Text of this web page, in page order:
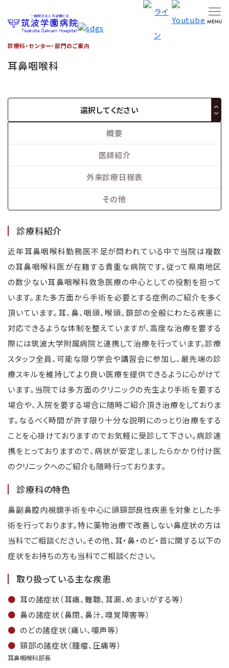
診療科・センター・部門のご案内
耳鼻咽喉科
選択してください
概要
医師紹介
外来診療日程表
その他
診療科紹介
近年耳鼻咽喉科勤務医不足が問われている中で当院は複数
の耳鼻咽喉科医が在籍する貴重な病院です。従って県南地区
の数少ない耳鼻咽喉科救急医療の中心としての役割を担って
います。また多方面から手術を必要とする症例のご紹介を多く
頂いています。耳、鼻、咽頭、喉頭、頚部の全般にわたる疾患に
対応できるような体制を整えていますが、高度な治療を要する
際には筑波大学附属病院と連携して治療を行っています。診療
スタッフ全員、可能な限り学会や講習会に参加し、最先端の診
療スキルを維持してより良い医療を提供できるように心がけて
います。当院では多方面のクリニックの先生より手術を要する
場合や、入院を要する場合に随時ご紹介頂き治療をしておりま
す。なるべく時間が許す限り十分な説明にのっとり治療をする
ことを心掛けておりますのでお気軽に受診して下さい。病診連
携をとっておりますので、病状が安定しましたらかかり付け医
のクリニックへのご紹介も随時行っております。
診療科の特色
鼻副鼻腔内視鏡手術を中心に頭頸部良性疾患を対象とした手
術を行っております。特に薬物治療で改善しない鼻症状の方は
当科でご相談ください。その他、耳・鼻・のど・首に関する以下の
症状をお持ちの方も当科でご相談ください。
取り扱っている主な疾患
耳の諸症状（耳痛、難聴、耳漏、めまいがする等）
鼻の諸症状（鼻閉、鼻汁、嗅覚障害等）
のどの諸症状（痛い、嗄声等）
頸部の諸症状（腫瘤、圧痛等）
耳鼻咽喉科部長